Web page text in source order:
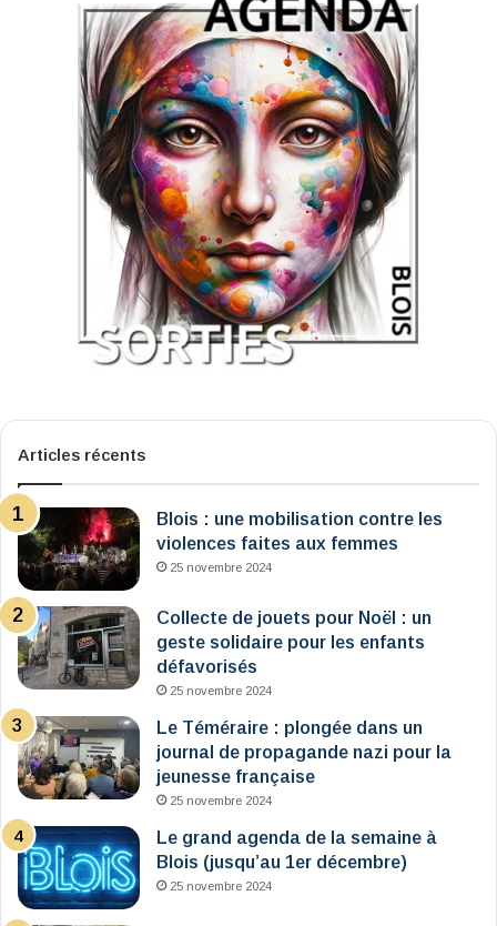
Articles récents
Blois : une mobilisation contre les
violences faites aux femmes
25 novembre 2024
Collecte de jouets pour Noël : un
geste solidaire pour les enfants
défavorisés
25 novembre 2024
Le Téméraire : plongée dans un
journal de propagande nazi pour la
jeunesse française
25 novembre 2024
Le grand agenda de la semaine à
Blois (jusqu’au 1er décembre)
25 novembre 2024